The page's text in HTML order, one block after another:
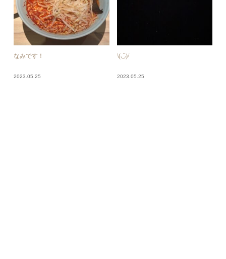
なみです！
2023.05.25
\(◡̈)/
2023.05.25